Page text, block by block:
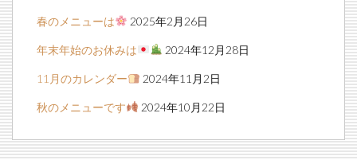
春のメニューは 2025年2月26日
年末年始のお休みは 2024年12月28日
11月のカレンダー 2024年11月2日
秋のメニューです 2024年10月22日